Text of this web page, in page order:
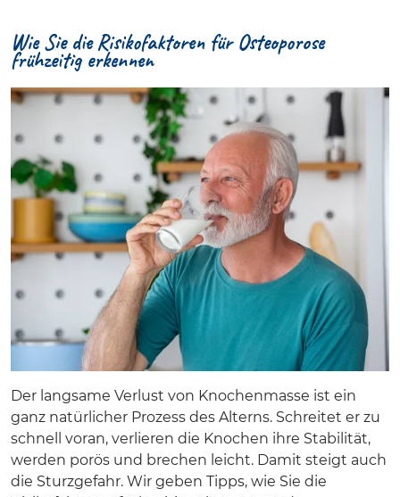
Wie Sie die Risikofaktoren für Osteoporose
frühzeitig erkennen
Der langsame Verlust von Knochenmasse ist ein
ganz natürlicher Prozess des Alterns. Schreitet er zu
schnell voran, verlieren die Knochen ihre Stabilität,
werden porös und brechen leicht. Damit steigt auch
die Sturzgefahr. Wir geben Tipps, wie Sie die